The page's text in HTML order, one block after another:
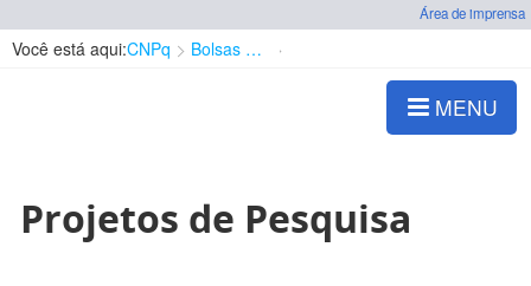
Área de imprensa
Você está aqui:CNPq Bolsas e Auxílios Vigentes
MENU
Projetos de Pesquisa